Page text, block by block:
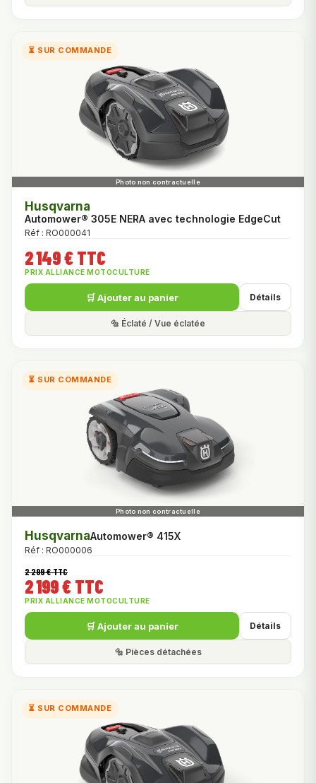
⏳ SUR COMMANDE
Husqvarna
Automower® 305E NERA avec technologie EdgeCut
Réf : RO000041
2 149 € TTC
PRIX ALLIANCE MOTOCULTURE
🛒 Ajouter au panier Détails
🔩 Éclaté / Vue éclatée
⏳ SUR COMMANDE
HusqvarnaAutomower® 415X
Réf : RO000006
2 299 € TTC
2 199 € TTC
PRIX ALLIANCE MOTOCULTURE
🛒 Ajouter au panier Détails
🔩 Pièces détachées
⏳ SUR COMMANDE